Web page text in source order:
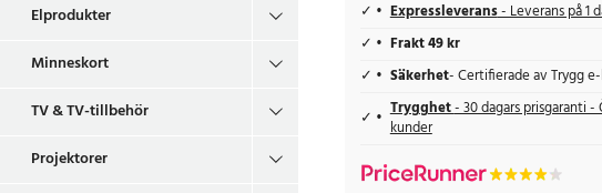
Elprodukter
Minneskort
TV & TV-tillbehör
Projektorer
Expressleverans- Leverans på 1
Frakt 49 kr
Säkerhet- Certifierade av Trygg
Trygghet- 30 dagars prisgaranti -
kunder